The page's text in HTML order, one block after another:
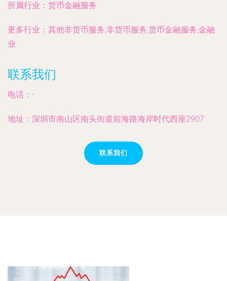
所属行业： 货币金融服务
更多行业： 其他非货币服务,非货币服务,货币金融服务,金融
业
联系我们
电话：-
地址：深圳市南山区南头街道前海路海岸时代西座2907
联系我们